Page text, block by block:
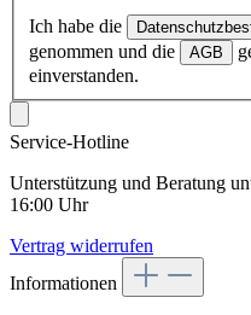
Ich habe die
genommen und die
AGB
einverstanden.
Service-Hotline
Unterstützung und Beratung
16:00 Uhr
Vertrag widerrufen
Informationen